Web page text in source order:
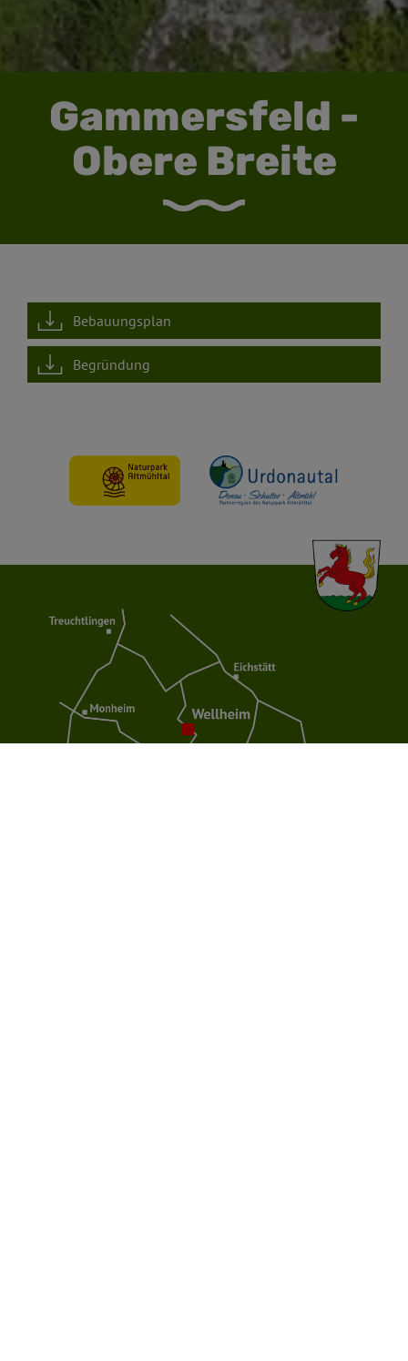
Gammersfeld -
Obere Breite
Bebauungsplan
Begründung